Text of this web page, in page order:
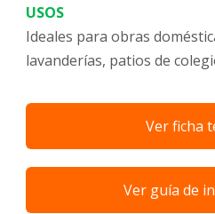
USOS
Ideales para obras
lavanderías, patios de
Ver ficha
Ver guía de